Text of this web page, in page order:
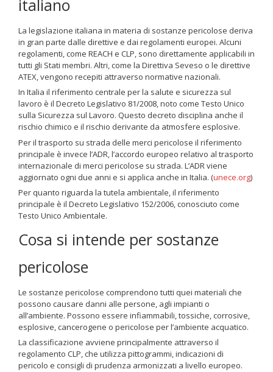
italiano
La legislazione italiana in materia di sostanze pericolose deriva
in gran parte dalle direttive e dai regolamenti europei. Alcuni
regolamenti, come REACH e CLP, sono direttamente applicabili in
tutti gli Stati membri. Altri, come la Direttiva Seveso o le direttive
ATEX, vengono recepiti attraverso normative nazionali.
In Italia il riferimento centrale per la salute e sicurezza sul
lavoro è il Decreto Legislativo 81/2008, noto come Testo Unico
sulla Sicurezza sul Lavoro. Questo decreto disciplina anche il
rischio chimico e il rischio derivante da atmosfere esplosive.
Per il trasporto su strada delle merci pericolose il riferimento
principale è invece l’ADR, l’accordo europeo relativo al trasporto
internazionale di merci pericolose su strada. L’ADR viene
aggiornato ogni due anni e si applica anche in Italia. (unece.org)
Per quanto riguarda la tutela ambientale, il riferimento
principale è il Decreto Legislativo 152/2006, conosciuto come
Testo Unico Ambientale.
Cosa si intende per sostanze
pericolose
Le sostanze pericolose comprendono tutti quei materiali che
possono causare danni alle persone, agli impianti o
all’ambiente. Possono essere infiammabili, tossiche, corrosive,
esplosive, cancerogene o pericolose per l’ambiente acquatico.
La classificazione avviene principalmente attraverso il
regolamento CLP, che utilizza pittogrammi, indicazioni di
pericolo e consigli di prudenza armonizzati a livello europeo.